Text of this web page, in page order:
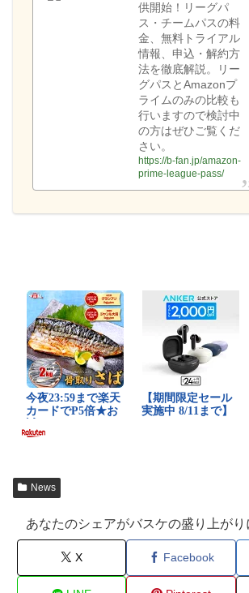
供開始！リーグパ
ス・チームパスの料
金、無料トライアル
情報、申込・解約方
法を徹底解説。リー
グパスとAmazonプ
ライムのみの比較も
行いますので検討中
の方はぜひご覧くだ
さい。
https://b-fan.jp/amazon-
prime-league-pass/
News
あなたのシェアがバスケの盛り上がり
X Facebook